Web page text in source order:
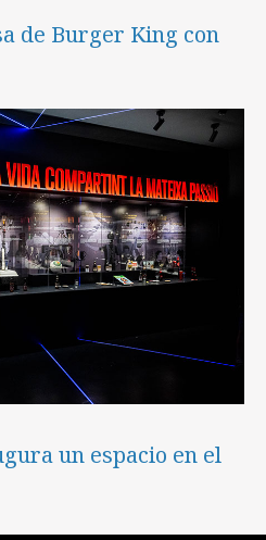
de Burger King con
un espacio en el